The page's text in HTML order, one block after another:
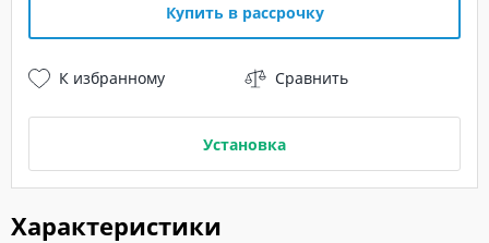
Характеристики
Купить в рассрочку
К избранному Сравнить
Установка